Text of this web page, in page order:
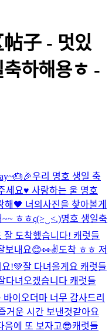
子 - 멋있
하해용ㅎ -
우리 명호 생일 축
세요♥️ 사랑하는 울 명호
해🖤 너의사진을 찾아볼게
~~ ㅎㅎς(>‿<.)명호 생일축
잘 도착했습니다! 캐럿들
보내요😊👀✌️도착 ㅎㅎ 저
!💚잘 다녀올게요 캐럿들
다녀오겠습니다 캐럿들
이오더마 너무 감사드리
거운 시간 보낸것같아요
음에 또 보자고😎캐럿들